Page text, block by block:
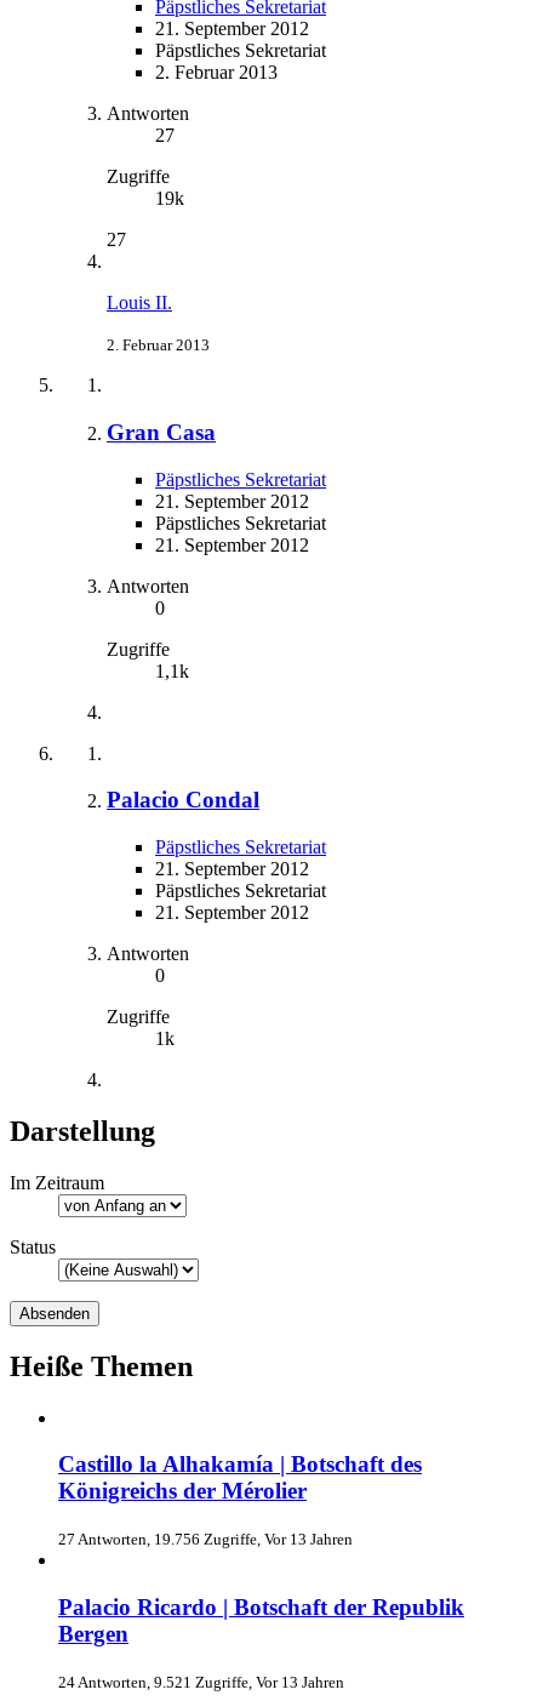
Päpstliches Sekretariat
21. September 2012
Päpstliches Sekretariat
2. Februar 2013
Antworten
27
Zugriffe
19k
27
Louis II.
2. Februar 2013
Gran Casa
Päpstliches Sekretariat
21. September 2012
Päpstliches Sekretariat
21. September 2012
Antworten
0
Zugriffe
1,1k
Palacio Condal
Päpstliches Sekretariat
21. September 2012
Päpstliches Sekretariat
21. September 2012
Antworten
0
Zugriffe
1k
Darstellung
Im Zeitraum
Status
Heiße Themen
Castillo la Alhakamía | Botschaft des
Königreichs der Mérolier
27 Antworten, 19.756 Zugriffe, Vor 13 Jahren
Palacio Ricardo | Botschaft der Republik
Bergen
24 Antworten, 9.521 Zugriffe, Vor 13 Jahren